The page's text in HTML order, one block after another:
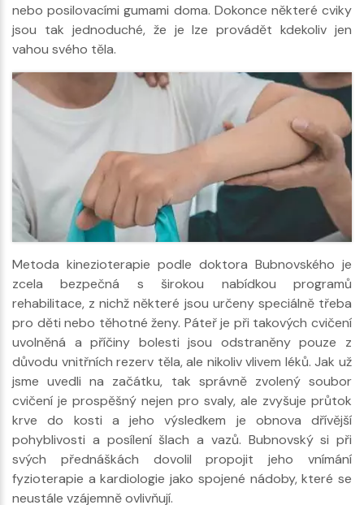
nebo posilovacími gumami doma. Dokonce některé cviky
jsou tak jednoduché, že je lze provádět kdekoliv jen
vahou svého těla.
Metoda kinezioterapie podle doktora Bubnovského je
zcela bezpečná s širokou nabídkou programů
rehabilitace, z nichž některé jsou určeny speciálně třeba
pro děti nebo těhotné ženy. Páteř je při takových cvičení
uvolněná a příčiny bolesti jsou odstraněny pouze z
důvodu vnitřních rezerv těla, ale nikoliv vlivem léků. Jak už
jsme uvedli na začátku, tak správně zvolený soubor
cvičení je prospěšný nejen pro svaly, ale zvyšuje průtok
krve do kosti a jeho výsledkem je obnova dřívější
pohyblivosti a posílení šlach a vazů. Bubnovský si při
svých přednáškách dovolil propojit jeho vnímání
fyzioterapie a kardiologie jako spojené nádoby, které se
neustále vzájemně ovlivňují.